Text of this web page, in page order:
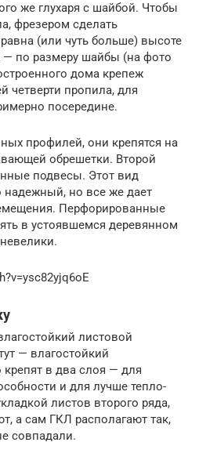
же глухаря с шайбой. Чтобы
фрезером сделать
равна (или чуть больше) высоте
по размеру шайбы (на фото
дома крепеж
четверти пропила, для
посередине.
профилей, они крепятся на
обрешетки. Второй
подвесы. Этот вид
надежный, но все же дает
Перфорированные
в устоявшемся деревянном
листовой
— влагостойкий
крепят в два слоя — для
и для лучше тепло-
листов второго ряда,
а сам ГКЛ располагают так,
совпадали.